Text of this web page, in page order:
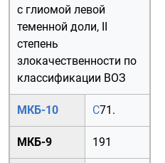
с глиомой левой
теменной доли, II
степень
злокачественности по
классификации ВОЗ
МКБ-10 C71.
МКБ-9 191